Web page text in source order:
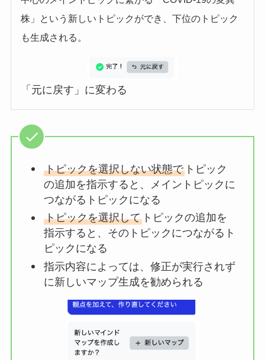
株」という新しいトピックができ、下位のトピック
も生成される。
「元に戻す」に変わる
トピックを選択しない状態でトピック
の追加を指示すると、メイントピックに
つながるトピックになる
トピックを選択してトピックの追加を
指示すると、そのトピックにつながるト
ピックになる
指示内容によっては、修正が実行されず
に新しいマップ生成を勧められる